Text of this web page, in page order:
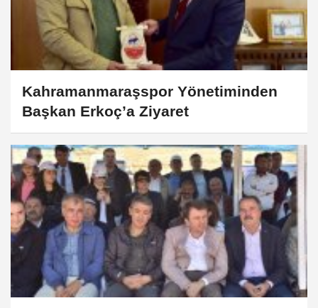
Kahramanmaraşspor Yönetiminden
Başkan Erkoç’a Ziyaret